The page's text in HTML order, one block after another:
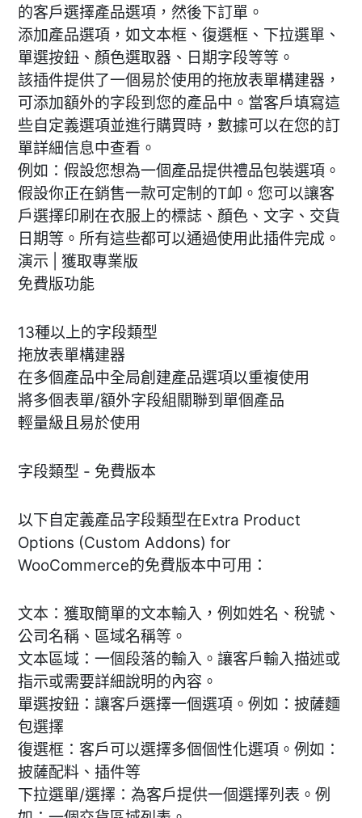
的客戶選擇產品選項，然後下訂單。
添加產品選項，如文本框、復選框、下拉選單、
單選按鈕、顏色選取器、日期字段等等。
該插件提供了一個易於使用的拖放表單構建器，
可添加額外的字段到您的產品中。當客戶填寫這
些自定義選項並進行購買時，數據可以在您的訂
單詳細信息中查看。
例如：假設您想為一個產品提供禮品包裝選項。
假設你正在銷售一款可定制的T卹。您可以讓客
戶選擇印刷在衣服上的標誌、顏色、文字、交貨
日期等。所有這些都可以通過使用此插件完成。
演示 | 獲取專業版
免費版功能
13種以上的字段類型
拖放表單構建器
在多個產品中全局創建產品選項以重複使用
將多個表單/額外字段組關聯到單個產品
輕量級且易於使用
字段類型 - 免費版本
以下自定義產品字段類型在Extra Product
Options (Custom Addons) for
WooCommerce的免費版本中可用：
文本：獲取簡單的文本輸入，例如姓名、稅號、
公司名稱、區域名稱等。
文本區域：一個段落的輸入。讓客戶輸入描述或
指示或需要詳細說明的內容。
單選按鈕：讓客戶選擇一個選項。例如：披薩麵
包選擇
復選框：客戶可以選擇多個個性化選項。例如：
披薩配料、插件等
下拉選單/選擇：為客戶提供一個選擇列表。例